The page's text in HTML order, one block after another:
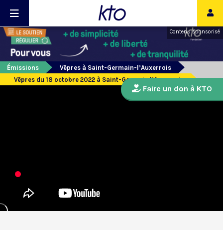
Contenu sponsorisé
Émissions
Vêpres à Saint-Germain-l’Auxerrois
Vêpres du 18 octobre 2022 à Saint-Germain l’Auxerrois
Faire un don à KTO